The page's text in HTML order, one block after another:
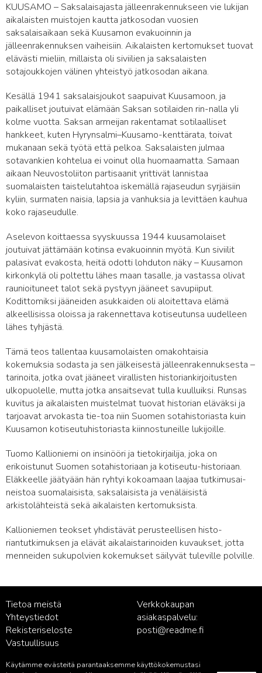
KUUSAMO – Saksalaisajasta jälleenrakennukseen vie lukijan
aikalaisten muistojen kautta jatkosodan vuosien
saksalaisaikaan sekä Kuusamon evakuoinnin ja
jälleenrakennuksen vaiheisiin. Aikalaisten kertomukset tuovat
elävästi mieliin, millaista oli siviilien ja saksalaisten
sotajoukkojen välinen yhteistyö jatkosodan aikana.
Kesällä 1941 saksalaisjoukot saapuivat Kuusamoon, ja
paikalliset joutuivat elämään Saksan sotilaiden rin-nalla yli
kolme vuotta. Saksan armeijan rakentamat sotilaalliset
hankkeet, kuten Hyrynsalmi–Kuusamo-kenttärata, toivat
mukanaan sekä työtä että pelkoa. Saksalaisten julmaa
sotavankien kohtelua ei voinut olla huomaamatta. Samaan
aikaan Neuvostoliiton partisaanit yrittivät lannistaa
suomalaisten taistelutahtoa iskemällä rajaseudun syrjäisiin
kyliin, surmaten naisia, lapsia ja vanhuksia ja levittäen kauhua
koko rajaseudulle.
Aselevon koittaessa syyskuussa 1944 kuusamolaiset
joutuivat jättämään kotinsa evakuoinnin myötä. Kun siviilit
palasivat evakosta, heitä odotti lohduton näky – Kuusamon
kirkonkylä oli poltettu lähes maan tasalle, ja vastassa olivat
raunioituneet talot sekä pystyyn jääneet savupiiput.
Kodittomiksi jääneiden asukkaiden oli aloitettava elämä
alkeellisissa oloissa ja rakennettava kotiseutunsa uudelleen
lähes tyhjästä.
Tämä teos tallentaa kuusamolaisten omakohtaisia
kokemuksia sodasta ja sen jälkeisestä jälleenrakennuksesta –
tarinoita, jotka ovat jääneet virallisten historiankirjoitusten
ulkopuolelle, mutta jotka ansaitsevat tulla kuulluiksi. Runsas
kuvitus ja aikalaisten muistelmat tuovat historian eläväksi ja
tarjoavat arvokasta tie-toa niin Suomen sotahistoriasta kuin
Kuusamon kotiseutuhistoriasta kiinnostuneille lukijoille.
Tuomo Kallioniemi on insinööri ja tietokirjailija, joka on
erikoistunut Suomen sotahistoriaan ja kotiseutu-historiaan.
Eläkkeelle jäätyään hän ryhtyi kokoamaan laajaa tutkimusai-
neistoa suomalaisista, saksalaisista ja venäläisistä
arkistolähteistä sekä aikalaisten kertomuksista.
Kallioniemen teokset yhdistävät perusteellisen histo-
riantutkimuksen ja elävät aikalaistarinoiden kuvaukset, jotta
menneiden sukupolvien kokemukset säilyvät tuleville polville.
Tietoa meistä
Yhteystiedot
Rekisteriseloste
Vastuullisuus
Verkkokaupan
asiakaspalvelu:
posti@readme.fi
Käytämme evästeitä parantaaksemme käyttökokemustasi